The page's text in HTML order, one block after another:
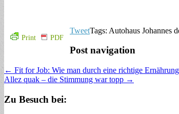
Print PDF
TweetTags: Autohaus Johannes
Post navigation
← Fit for Job: Wie man durch eine richtige
Allez quak – die Stimmung war topp →
Zu Besuch bei: